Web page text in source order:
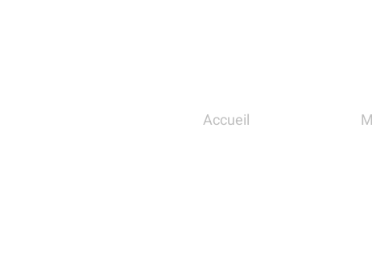
Accueil